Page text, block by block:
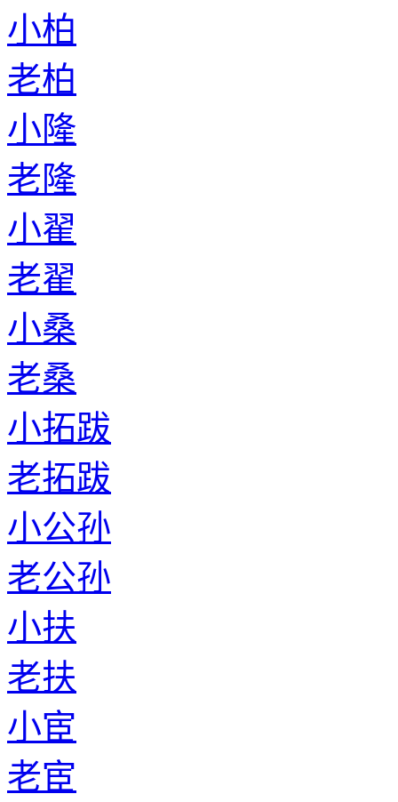
小柏
老柏
小隆
老隆
小翟
老翟
小桑
老桑
小拓跋
老拓跋
小公孙
老公孙
小扶
老扶
小宦
老宦